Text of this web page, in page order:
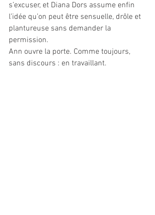
s’excuser, et Diana Dors assume enfin
l’idée qu’on peut être sensuelle, drôle et
plantureuse sans demander la
permission.
Ann ouvre la porte. Comme toujours,
sans discours : en travaillant.